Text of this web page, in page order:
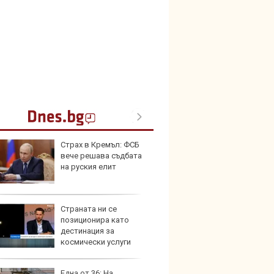
Страх в Кремъл: ФСБ
вече решава съдбата
на руския елит
Страната ни се
позиционира като
дестинация за
космически услуги